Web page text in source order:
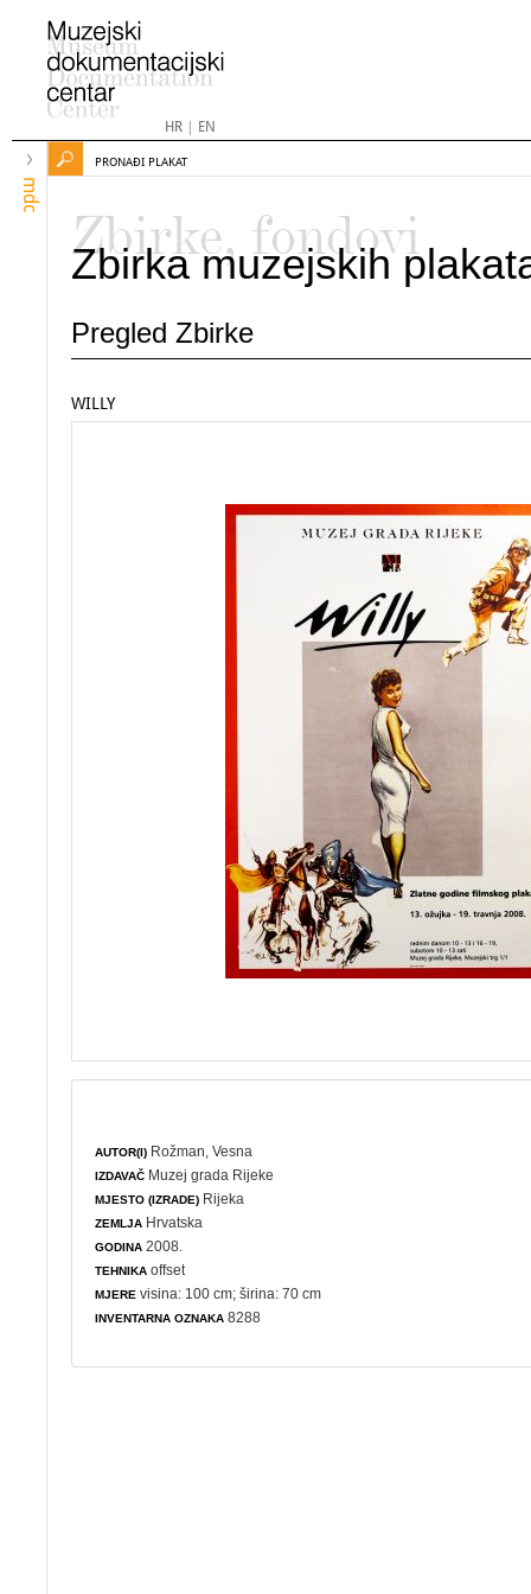
HR| EN
mdc
PRONAĐI PLAKAT
Zbirke, fondovi
Zbirka muzejskih
Pregled Zbirke
WILLY
AUTOR(I) Rožman, Vesna
IZDAVAČ Muzej grada Rijeke
MJESTO (IZRADE) Rijeka
ZEMLJA Hrvatska
GODINA 2008.
TEHNIKA offset
MJERE visina: 100 cm; širina: 70 cm
INVENTARNA OZNAKA 8288